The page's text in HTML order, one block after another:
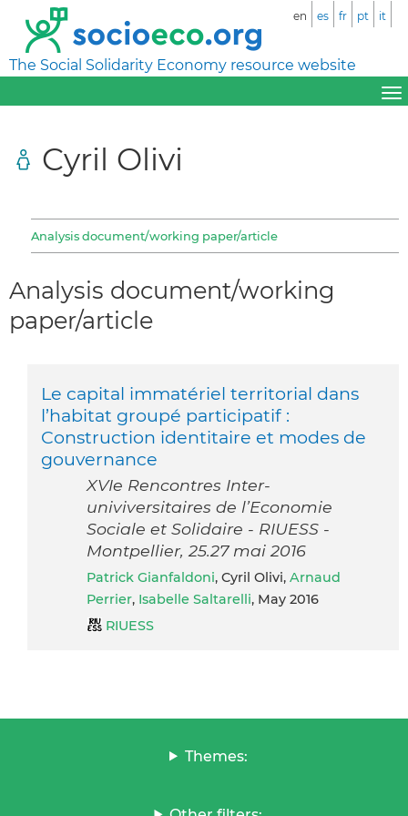
The Social Solidarity Economy resource website
en es fr pt it
Cyril Olivi
Analysis document/working paper/article
Analysis document/working
paper/article
Le capital immatériel territorial dans
l’habitat groupé participatif :
Construction identitaire et modes de
gouvernance
XVIe Rencontres Inter-
univiversitaires de l’Economie
Sociale et Solidaire - RIUESS -
Montpellier, 25.27 mai 2016
Patrick Gianfaldoni, Cyril Olivi, Arnaud
Perrier, Isabelle Saltarelli, May 2016
RIUESS
Themes: